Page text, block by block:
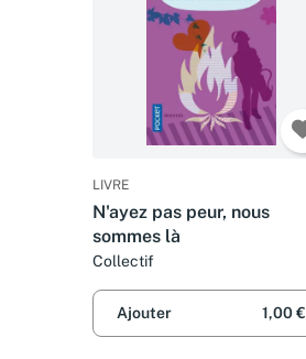
LIVRE
N'ayez pas peur, nous
sommes là
Collectif
Ajouter 1,00 €